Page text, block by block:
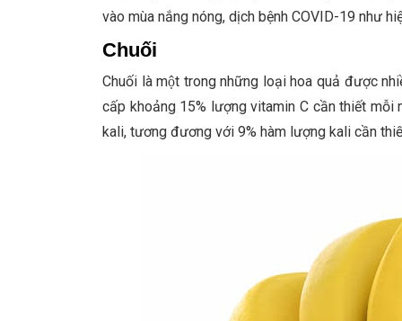
vào mùa nắng nóng, dịch bệnh COVID-19 như
Chuối
Chuối là một trong những loại hoa quả được
cấp khoảng 15% lượng vitamin C cần thiết mỗi
kali, tương đương với 9% hàm lượng kali cần